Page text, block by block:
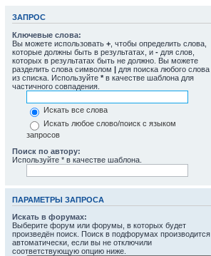
ЗАПРОС
Ключевые слова:
Вы можете использовать + , чтобы определить слова,
которые должны быть в результатах, и - для слов,
которых в результатах быть не должно. Вы можете
разделить слова символом | для поиска любого слова
из списка. Используйте * в качестве шаблона для
частичного совпадения.
Искать все слова
Искать любое слово/поиск с языком
запросов
Поиск по автору:
Используйте * в качестве шаблона.
ПАРАМЕТРЫ ЗАПРОСА
Искать в форумах:
Выберите форум или форумы, в которых будет
произведён поиск. Поиск в подфорумах производится
автоматически, если вы не отключили
соответствующую опцию ниже.